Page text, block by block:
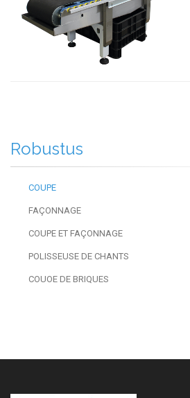
Robustus
COUPE
FAÇONNAGE
COUPE ET FAÇONNAGE
POLISSEUSE DE CHANTS
COUOE DE BRIQUES